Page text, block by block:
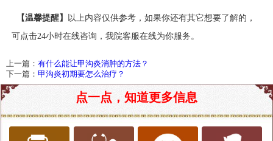
【温馨提醒】
以上内容仅供参考，如果你还有其它想要了解的，
可点击24小时在线咨询，我院客服在线为你服务。
上一篇： 有什么能让甲沟炎消肿的方法？
下一篇： 甲沟炎初期要怎么治疗？
点一点，知道更多信息